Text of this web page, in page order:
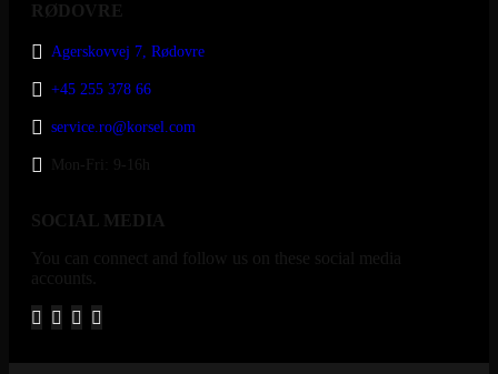
RØDOVRE
Agerskovvej 7, Rødovre
+45 255 378 66
service.ro@korsel.com
Mon-Fri: 9-16h
SOCIAL MEDIA
You can connect and follow us on these social media
accounts.